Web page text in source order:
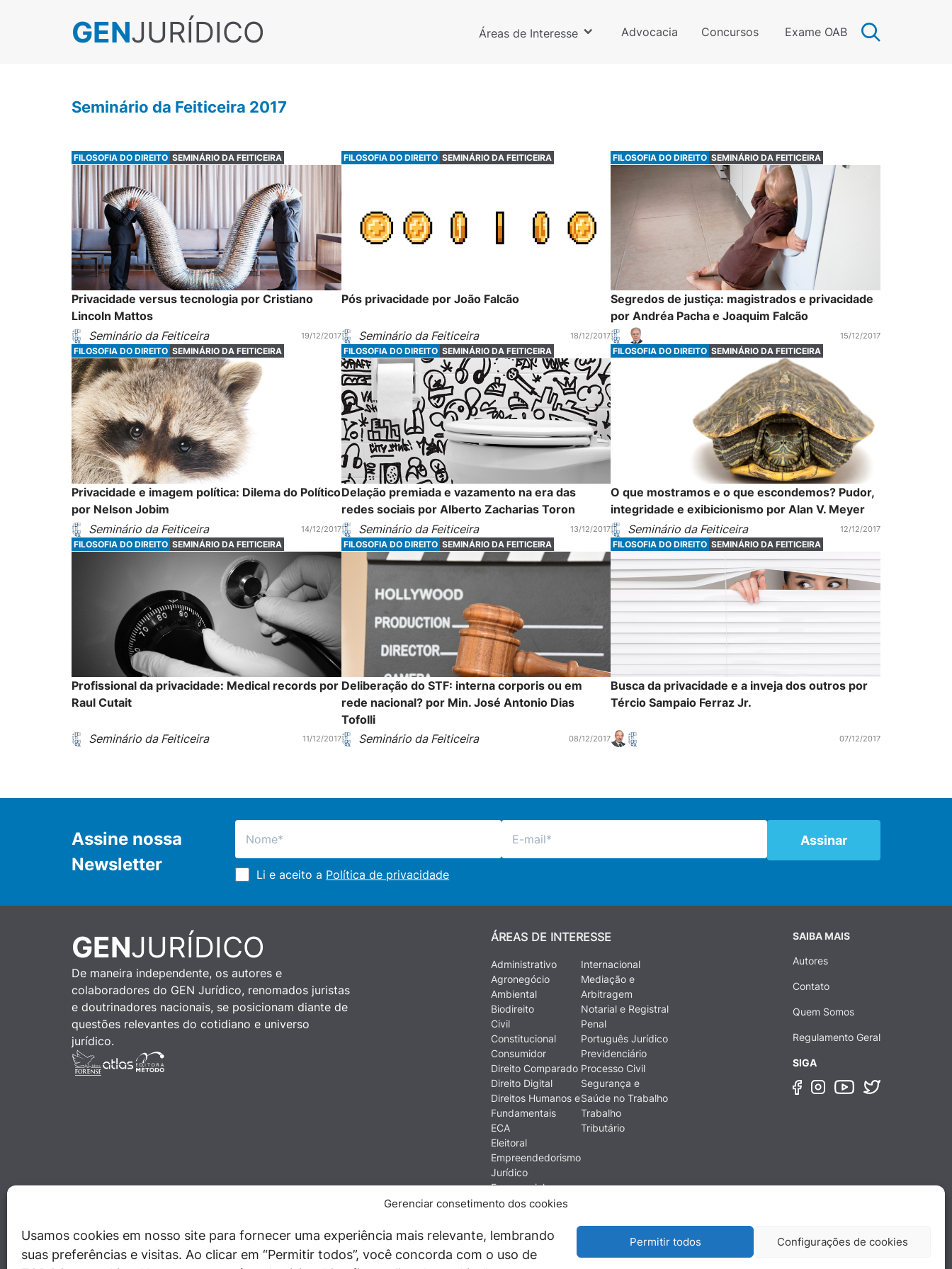
Gerenciar consetimento dos cookies
Usamos cookies em nosso site para fornecer uma experiência mais relevante, lembrando
suas preferências e visitas. Ao clicar em “Permitir todos”, você concorda com o uso de
Permitir todos Configurações de cookies
GENJURÍDICO Áreas de Interesse Advocacia Concursos Exame OAB
Seminário da Feiticeira 2017
FILOSOFIA DO DIREITO SEMINÁRIO DA FEITICEIRA
Privacidade versus tecnologia por Cristiano
Lincoln Mattos
Seminário da Feiticeira
19/12/2017
FILOSOFIA DO DIREITO SEMINÁRIO DA FEITICEIRA
Pós privacidade por João Falcão
Seminário da Feiticeira 18/12/2017
FILOSOFIA DO DIREITO SEMINÁRIO DA FEITICEIRA
Segredos de justiça: magistrados e privacidade
por Andréa Pacha e Joaquim Falcão
15/12/2017
FILOSOFIA DO DIREITO SEMINÁRIO DA FEITICEIRA
Privacidade e imagem política: Dilema do Político
por Nelson Jobim
Seminário da Feiticeira
14/12/2017
FILOSOFIA DO DIREITO SEMINÁRIO DA FEITICEIRA
Delação premiada e vazamento na era das
redes sociais por Alberto Zacharias Toron
Seminário da Feiticeira
13/12/2017
FILOSOFIA DO DIREITO SEMINÁRIO DA FEITICEIRA
O que mostramos e o que escondemos? Pudor,
integridade e exibicionismo por Alan V. Meyer
Seminário da Feiticeira
12/12/2017
FILOSOFIA DO DIREITO SEMINÁRIO DA FEITICEIRA
Profissional da privacidade: Medical records por
Raul Cutait
Seminário da Feiticeira 11/12/2017
FILOSOFIA DO DIREITO SEMINÁRIO DA FEITICEIRA
Deliberação do STF: interna corporis ou em
rede nacional? por Min. José Antonio Dias
Tofolli
Seminário da Feiticeira
08/12/2017
FILOSOFIA DO DIREITO SEMINÁRIO DA FEITICEIRA
Busca da privacidade e a inveja dos outros por
Tércio Sampaio Ferraz Jr.
07/12/2017
Assine nossa
Newsletter
Li e aceito a Política de privacidade
GENJURÍDICO
De maneira independente, os autores e
colaboradores do GEN Jurídico, renomados juristas
e doutrinadores nacionais, se posicionam diante de
questões relevantes do cotidiano e universo
jurídico.
ÁREAS DE INTERESSE
Administrativo
Agronegócio
Ambiental
Biodireito
Civil
Constitucional
Consumidor
Direito Comparado
Direito Digital
Direitos Humanos e
Fundamentais
ECA
Eleitoral
Empreendedorismo
Jurídico
Empresarial
Ética
Financeiro e
História do Direito
Internacional
Mediação e
Arbitragem
Notarial e Registral
Penal
Português Jurídico
Previdenciário
Processo Civil
Segurança e
Saúde no Trabalho
Trabalho
Tributário
SAIBA MAIS
Autores
Contato
Quem Somos
Regulamento Geral
SIGA